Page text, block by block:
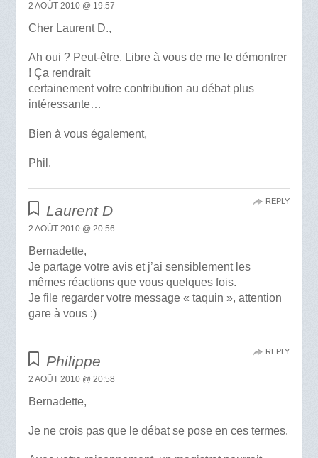
2 AOÛT 2010 @ 19:57
Cher Laurent D.,
Ah oui ? Peut-être. Libre à vous de me le démontrer
! Ça rendrait
certainement votre contribution au débat plus
intéressante…
Bien à vous également,
Phil.
Laurent D
2 AOÛT 2010 @ 20:56
Bernadette,
Je partage votre avis et j’ai sensiblement les
mêmes réactions que vous quelques fois.
Je file regarder votre message « taquin », attention
gare à vous :)
REPLY
Philippe
2 AOÛT 2010 @ 20:58
Bernadette,
Je ne crois pas que le débat se pose en ces termes.
REPLY